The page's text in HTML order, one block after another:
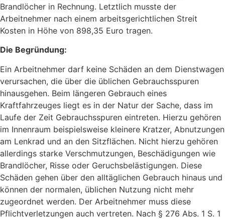
Brandlöcher in Rechnung. Letztlich musste der
Arbeitnehmer nach einem arbeitsgerichtlichen Streit
Kosten in Höhe von 898,35 Euro tragen.
Die Begründung:
Ein Arbeitnehmer darf keine Schäden an dem Dienstwagen
verursachen, die über die üblichen Gebrauchsspuren
hinausgehen. Beim längeren Gebrauch eines
Kraftfahrzeuges liegt es in der Natur der Sache, dass im
Laufe der Zeit Gebrauchsspuren eintreten. Hierzu gehören
im Innenraum beispielsweise kleinere Kratzer, Abnutzungen
am Lenkrad und an den Sitzflächen. Nicht hierzu gehören
allerdings starke Verschmutzungen, Beschädigungen wie
Brandlöcher, Risse oder Geruchsbelästigungen. Diese
Schäden gehen über den alltäglichen Gebrauch hinaus und
können der normalen, üblichen Nutzung nicht mehr
zugeordnet werden. Der Arbeitnehmer muss diese
Pflichtverletzungen auch vertreten. Nach § 276 Abs. 1 S. 1